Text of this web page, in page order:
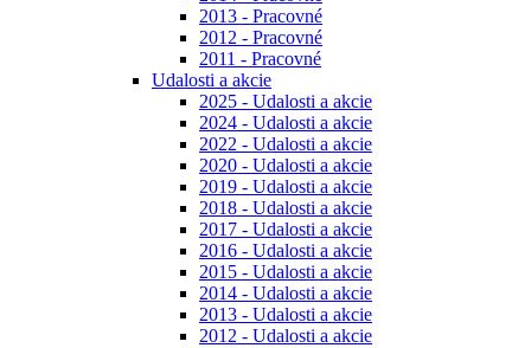
2013 - Pracovné
2012 - Pracovné
2011 - Pracovné
Udalosti a akcie
2025 - Udalosti a akcie
2024 - Udalosti a akcie
2022 - Udalosti a akcie
2020 - Udalosti a akcie
2019 - Udalosti a akcie
2018 - Udalosti a akcie
2017 - Udalosti a akcie
2016 - Udalosti a akcie
2015 - Udalosti a akcie
2014 - Udalosti a akcie
2013 - Udalosti a akcie
2012 - Udalosti a akcie